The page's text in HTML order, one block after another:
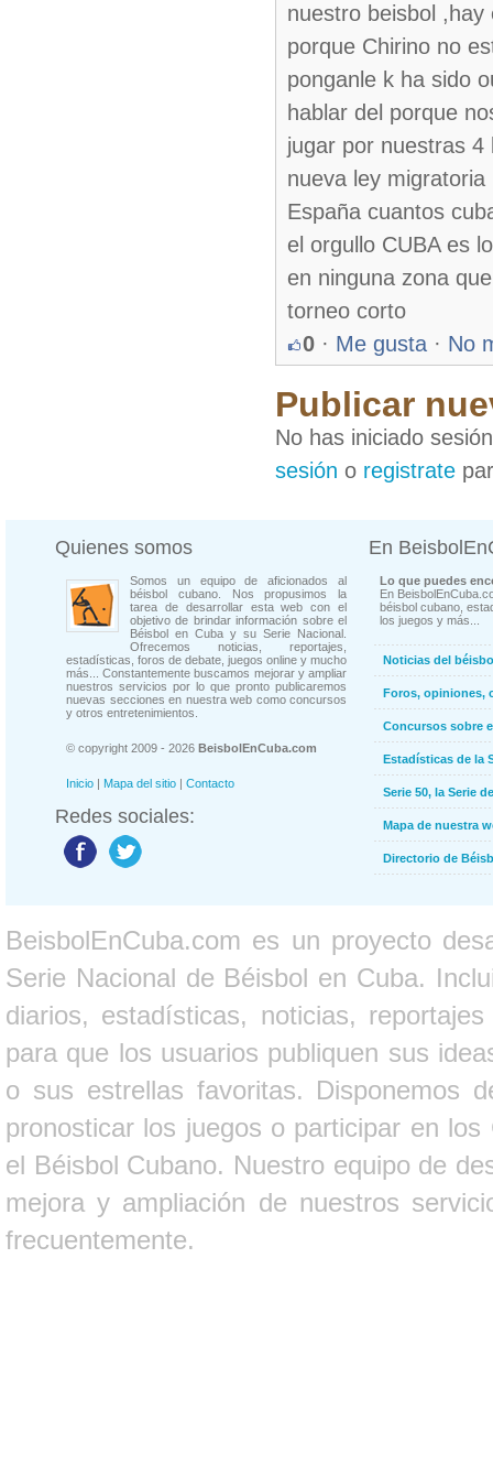
nuestro beisbol
porque Chirino no
ponganle k ha sido
hablar del porque
jugar por nuestras
nueva ley
España cuantos
el orgullo CUBA es
en ninguna zona
torneo corto
0 · Me gusta · No
Publicar
No has iniciado
sesión o registrate
Quienes somos
Somos un equipo de aficionados al
béisbol cubano. Nos propusimos la
tarea de desarrollar esta web con el
objetivo de brindar información sobre el
Béisbol en Cuba y su Serie Nacional.
Ofrecemos noticias, reportajes,
estadísticas, foros de debate, juegos online y mucho
más... Constantemente buscamos mejorar y ampliar
nuestros servicios por lo que pronto publicaremos
nuevas secciones en nuestra web como concursos
y otros entretenimientos.
© copyright 2009 - 2026 BeisbolEnCuba.com
Inicio | Mapa del sitio | Contacto
Redes sociales:
En
Lo que puedes
En
béisbol cubano,
los juegos y más...
Noticias del
Foros, opiniones,
Concursos sobre
Estadísticas de la
Serie 50, la Serie
Mapa de nuestra
Directorio de
BeisbolEnCuba.com es un proyecto
Serie Nacional de Béisbol en Cuba.
diarios, estadísticas, noticias,
para que los usuarios publiquen sus
o sus estrellas favoritas. Disponemos
pronosticar los juegos o participar en
el Béisbol Cubano. Nuestro equipo de
mejora y ampliación de nuestros
frecuentemente.